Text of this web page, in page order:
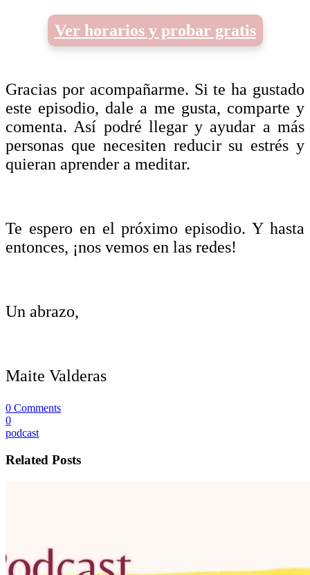
Ver horarios y probar gratis
Gracias por acompañarme. Si te ha gustado
este episodio, dale a me gusta, comparte y
comenta. Así podré llegar y ayudar a más
personas que necesiten reducir su estrés y
quieran aprender a meditar.
Te espero en el próximo episodio. Y hasta
entonces, ¡nos vemos en las redes!
Un abrazo,
Maite Valderas
0 Comments
0
podcast
Related Posts